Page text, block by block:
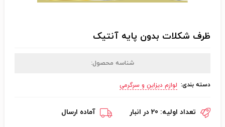
ظرف شکلات بدون پایه آنتیک
شناسه محصول:
دسته بندی: لوازم دیزاین و سرگرمی
تعداد اولیه: 20 در انبار آماده ارسال